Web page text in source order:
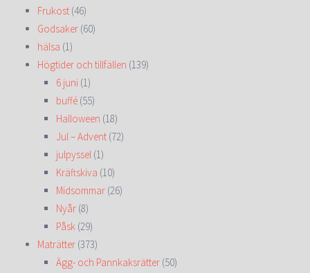
Frukost (46)
Godsaker (60)
hälsa (1)
Högtider och tillfällen (139)
6 juni (1)
buffé (55)
Halloween (18)
Jul – Advent (72)
julpyssel (1)
Kräftskiva (10)
Midsommar (26)
Nyår (8)
Påsk (29)
Maträtter (373)
Ägg- och Pannkaksrätter (50)